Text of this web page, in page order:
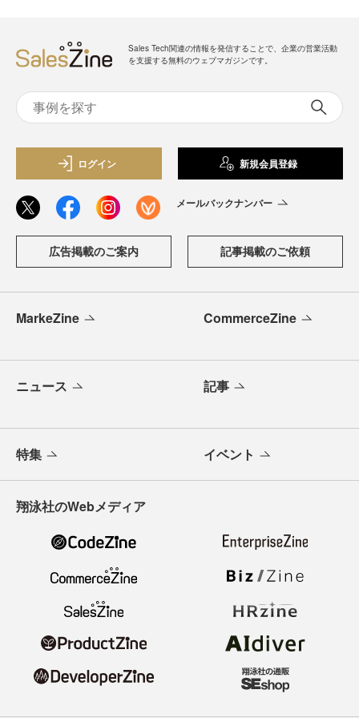
Sales Tech関連の情報を発信することで、企業の営業活動
を支援する無料のウェブマガジンです。
ログイン 新規会員登録
メールバックナンバー
広告掲載のご案内 記事掲載のご依頼
MarkeZine CommerceZine
ニュース 記事
特集 イベント
翔泳社のWebメディア